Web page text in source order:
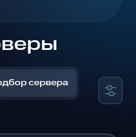
сервера